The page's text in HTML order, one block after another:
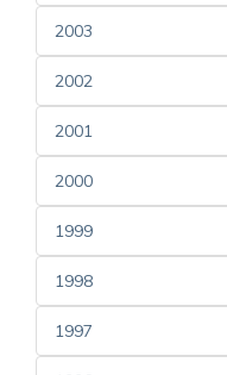
2003
2002
2001
2000
1999
1998
1997